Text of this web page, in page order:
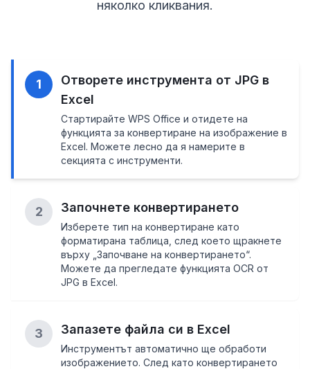
няколко кликвания.
1
Отворете инструмента от JPG в
Excel
Стартирайте WPS Office и отидете на
функцията за конвертиране на изображение в
Excel. Можете лесно да я намерите в
секцията с инструменти.
2 Започнете конвертирането
Изберете тип на конвертиране като
форматирана таблица, след което щракнете
върху „Започване на конвертирането“.
Можете да прегледате функцията OCR от
JPG в Excel.
3 Запазете файла си в Excel
Инструментът автоматично ще обработи
изображението. След като конвертирането